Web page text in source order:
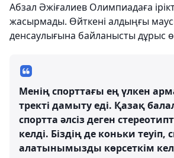
Абзал Әжіғалиев Олимпиадаға
жасырмады. Өйткені алдыңғы
денсаулығына байланысты дұрыс
Менің спорттағы ең үлкен
тректі дамыту еді. Қазақ
спортта әлсіз деген
келді. Біздің де коньки теуіп,
алатынымызды көрсеткім